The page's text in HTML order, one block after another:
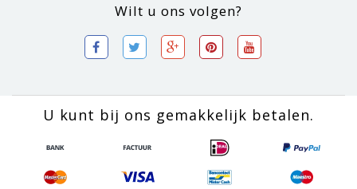
Wilt u ons volgen?
U kunt bij ons gemakkelijk betalen.